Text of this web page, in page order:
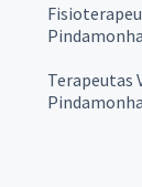
Terapeutas